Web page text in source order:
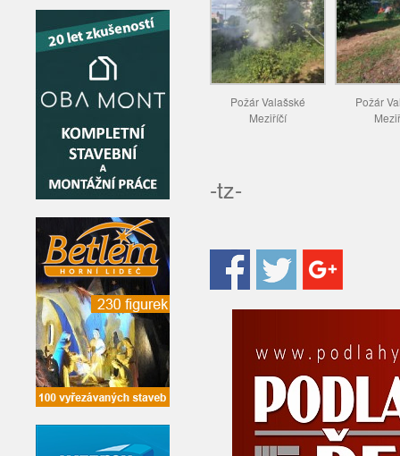
Požár Valašské
Meziříčí
Požár
-tz-